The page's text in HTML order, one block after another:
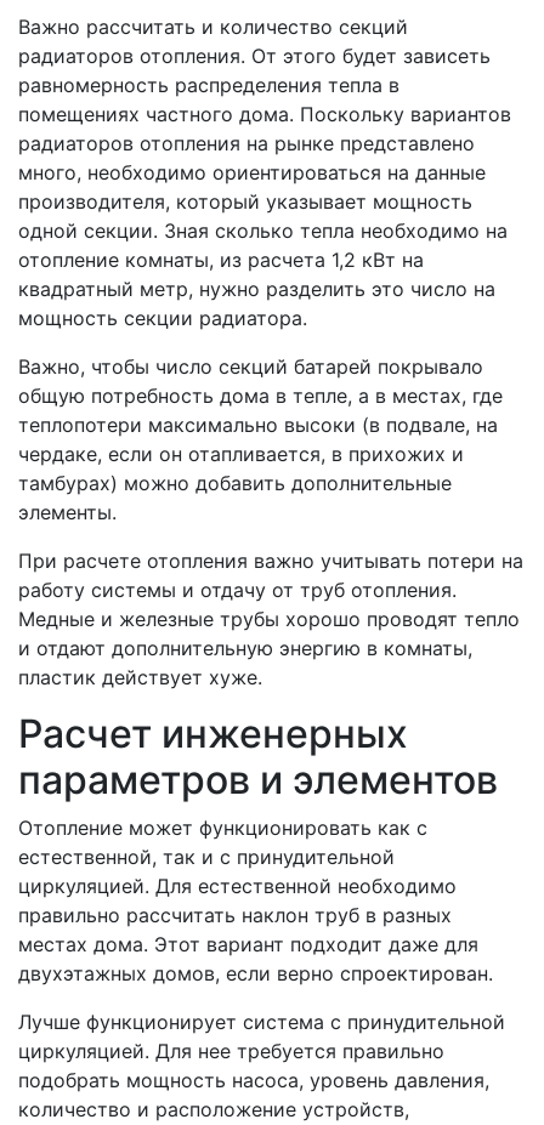
Важно рассчитать и количество секций
радиаторов отопления. От этого будет зависеть
равномерность распределения тепла в
помещениях частного дома. Поскольку вариантов
радиаторов отопления на рынке представлено
много, необходимо ориентироваться на данные
производителя, который указывает мощность
одной секции. Зная сколько тепла необходимо на
отопление комнаты, из расчета 1,2 кВт на
квадратный метр, нужно разделить это число на
мощность секции радиатора.
Важно, чтобы число секций батарей покрывало
общую потребность дома в тепле, а в местах, где
теплопотери максимально высоки (в подвале, на
чердаке, если он отапливается, в прихожих и
тамбурах) можно добавить дополнительные
элементы.
При расчете отопления важно учитывать потери на
работу системы и отдачу от труб отопления.
Медные и железные трубы хорошо проводят тепло
и отдают дополнительную энергию в комнаты,
пластик действует хуже.
Расчет инженерных
параметров и элементов
Отопление может функционировать как с
естественной, так и с принудительной
циркуляцией. Для естественной необходимо
правильно рассчитать наклон труб в разных
местах дома. Этот вариант подходит даже для
двухэтажных домов, если верно спроектирован.
Лучше функционирует система с принудительной
циркуляцией. Для нее требуется правильно
подобрать мощность насоса, уровень давления,
количество и расположение устройств,